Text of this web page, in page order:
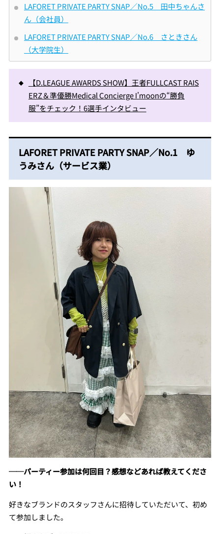
LAFORET PRIVATE PARTY SNAP／No.5 田中ちゃんさ
ん（会社員）
LAFORET PRIVATE PARTY SNAP／No.6 さときさん
（大学院生）
【D.LEAGUE AWARDS SHOW】王者FULLCAST RAIS
ERZ＆準優勝Medical Concierge I’moonの“勝負
服”をチェック！6選手インタビュー
LAFORET PRIVATE PARTY SNAP／No.1 ゆ
うみさん（サービス業）
──パーティー参加は何回目？感想などあれば教えてくださ
い！
好きなブランドのスタッフさんに招待していただいて、初め
て参加しました。